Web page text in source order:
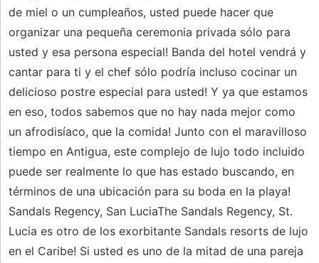
de miel o un cumpleaños, usted puede hacer que
organizar una pequeña ceremonia privada sólo para
usted y esa persona especial! Banda del hotel vendrá y
cantar para ti y el chef sólo podría incluso cocinar un
delicioso postre especial para usted! Y ya que estamos
en eso, todos sabemos que no hay nada mejor como
un afrodisíaco, que la comida! Junto con el maravilloso
tiempo en Antigua, este complejo de lujo todo incluido
puede ser realmente lo que has estado buscando, en
términos de una ubicación para su boda en la playa!
Sandals Regency, San LuciaThe Sandals Regency, St.
Lucia es otro de los exorbitante Sandals resorts de lujo
en el Caribe! Si usted es uno de la mitad de una pareja